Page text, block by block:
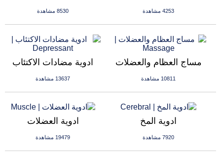
8530 مشاهدة 4253 مشاهدة
ادوية مضادات الاكتئاب
13637 مشاهدة
مساج العظام والعضلات
10811 مشاهدة
ادوية العضلات
19479 مشاهدة
ادوية المخ
7920 مشاهدة